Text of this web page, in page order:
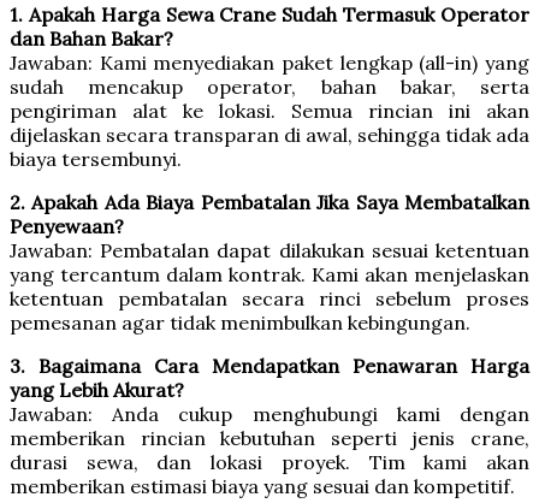
1. Apakah Harga Sewa Crane Sudah Termasuk Operator
dan Bahan Bakar?
Jawaban: Kami menyediakan paket lengkap (all-in) yang
sudah mencakup operator, bahan bakar, serta
pengiriman alat ke lokasi. Semua rincian ini akan
dijelaskan secara transparan di awal, sehingga tidak ada
biaya tersembunyi.
2. Apakah Ada Biaya Pembatalan Jika Saya Membatalkan
Penyewaan?
Jawaban: Pembatalan dapat dilakukan sesuai ketentuan
yang tercantum dalam kontrak. Kami akan menjelaskan
ketentuan pembatalan secara rinci sebelum proses
pemesanan agar tidak menimbulkan kebingungan.
3. Bagaimana Cara Mendapatkan Penawaran Harga
yang Lebih Akurat?
Jawaban: Anda cukup menghubungi kami dengan
memberikan rincian kebutuhan seperti jenis crane,
durasi sewa, dan lokasi proyek. Tim kami akan
memberikan estimasi biaya yang sesuai dan kompetitif.